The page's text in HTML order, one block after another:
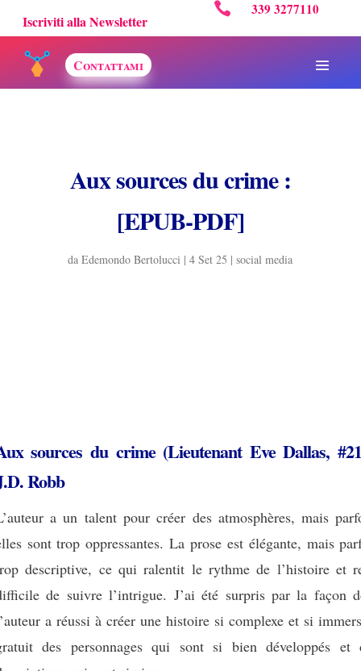
Contattami
Iscriviti alla Newsletter
 339 3277110
Aux sources du crime :
[EPUB-PDF]
daEdemondo Bertolucci |4 Set 25 |social media
sources du crime (Lieutenant Eve Dallas,
Robb
a un talent pour créer des atmosphères, mais
sont trop oppressantes. La prose est élégante, mais
descriptive, ce qui ralentit le rythme de l’histoire et
de suivre l’intrigue. J’ai été surpris par la façon
a réussi à créer une histoire si complexe et si
des personnages qui sont si bien développés et